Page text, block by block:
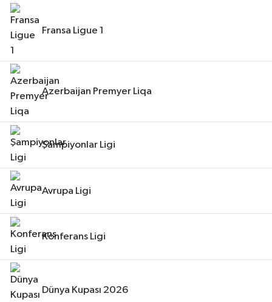
Fransa Ligue 1
Azerbaijan Premyer Liqa
Şampiyonlar Ligi
Avrupa Ligi
Konferans Ligi
Dünya Kupası 2026